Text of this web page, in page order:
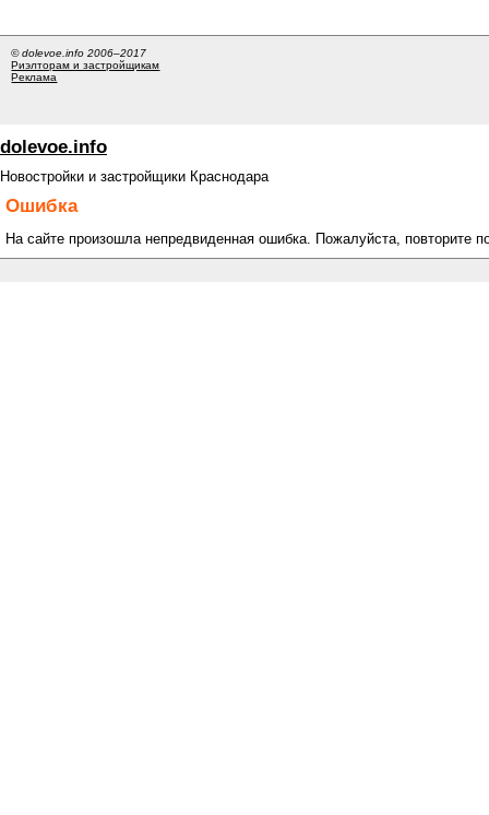
© dolevoe.info 2006–2017
Риэлторам и застройщикам
Реклама
dolevoe.info
Новостройки и застройщики Краснодара
Ошибка
На сайте произошла непредвиденная ошибка. Пожалуйста, повторите